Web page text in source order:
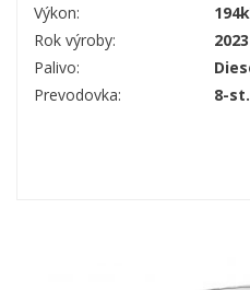
Výkon:
Rok výroby:
2023
Palivo:
Prevodovka:
8-